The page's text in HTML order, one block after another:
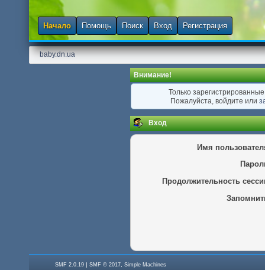
Начало Помощь Поиск Вход Регистрация
baby.dn.ua
Внимание!
Только
Пожалуйста, войдите или
Вход
Имя
Продолжительность
SMF 2.0.19 |SMF © 2017,Simple Machines